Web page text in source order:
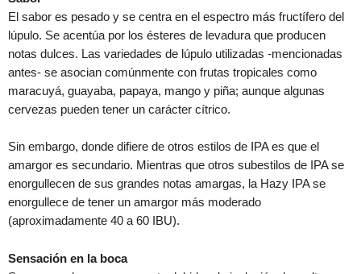
El sabor es pesado y se centra en el espectro más fructífero del
lúpulo. Se acentúa por los ésteres de levadura que producen
notas dulces. Las variedades de lúpulo utilizadas -mencionadas
antes- se asocian comúnmente con frutas tropicales como
maracuyá, guayaba, papaya, mango y piña; aunque algunas
cervezas pueden tener un carácter cítrico.
Sin embargo, donde difiere de otros estilos de IPA es que el
amargor es secundario. Mientras que otros subestilos de IPA se
enorgullecen de sus grandes notas amargas, la Hazy IPA se
enorgullece de tener un amargor más moderado
(aproximadamente 40 a 60 IBU).
Sensación en la boca